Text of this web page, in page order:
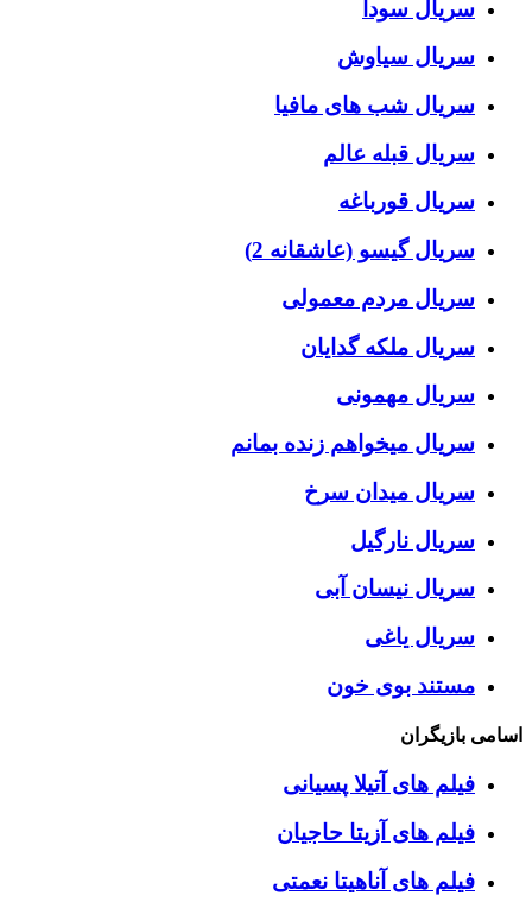
سریال سودا
سریال سیاوش
سریال شب های مافیا
سریال قبله عالم
سریال قورباغه
سریال گیسو (عاشقانه 2)
سریال مردم معمولی
سریال ملکه گدایان
سریال مهمونی
سریال میخواهم زنده بمانم
سریال میدان سرخ
سریال نارگیل
سریال نیسان آبی
سریال یاغی
مستند بوی خون
اسامی بازیگران
فیلم های آتیلا پسیانی
فیلم های آزیتا حاجیان
فیلم های آناهیتا نعمتی